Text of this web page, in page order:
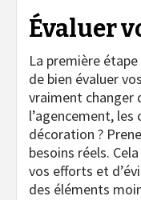
Évaluer
La première
de bien évaluer
vraiment changer
l’agencement,
décoration ?
besoins réels.
vos efforts et
des éléments